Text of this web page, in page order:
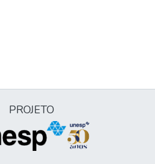
PROJETO